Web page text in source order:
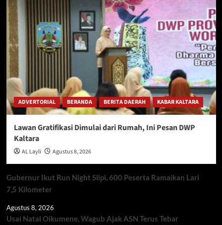
ADVERTORIAL BERANDA BERITA DAERAH KABAR KALTARA
Lawan Gratifikasi Dimulai dari Rumah, Ini Pesan DWP
Kaltara
AL Layli Agustus 8, 2026
Gubernur Ikut Run Night Slipi, 600 Peserta Ramaikan Lari
7,5 Kilometer
Agustus 8, 2026
Usai Natal Oikumene, Wagub Ajak ASN Terus Tebar